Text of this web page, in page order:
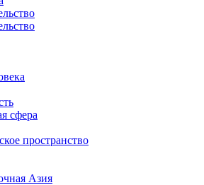
сфера
пространство
Азия